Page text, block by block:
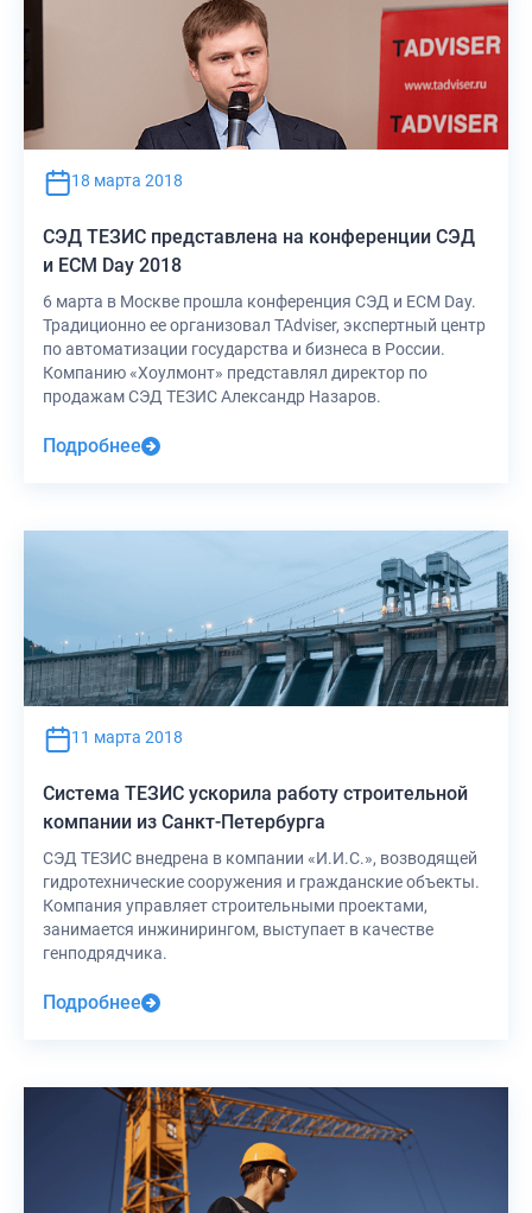
18 марта 2018
СЭД ТЕЗИС представлена на конференции СЭД
и ЕСМ Day 2018
6 марта в Москве прошла конференция СЭД и ЕСМ Day.
Традиционно ее организовал TAdviser, экспертный центр
по автоматизации государства и бизнеса в России.
Компанию «Хоулмонт» представлял директор по
продажам СЭД ТЕЗИС Александр Назаров.
Подробнее
11 марта 2018
Система ТЕЗИС ускорила работу строительной
компании из Санкт-Петербурга
СЭД ТЕЗИС внедрена в компании «И.И.С.», возводящей
гидротехнические сооружения и гражданские объекты.
Компания управляет строительными проектами,
занимается инжинирингом, выступает в качестве
генподрядчика.
Подробнее